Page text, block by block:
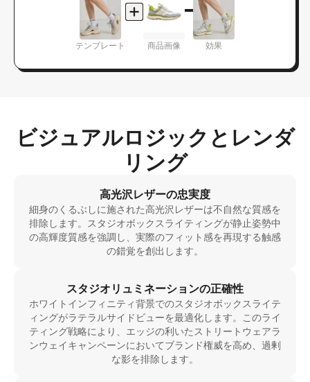
テンプレート 商品画像 効果
ビジュアルロジックとレンダ
リング
高光沢レザーの忠実度
細身のくるぶしに施された高光沢レザーは不自然な質感を
排除します。スタジオボックスライティングが静止姿勢中
の高輝度質感を強調し、実際のフィット感を再現する触感
の錯覚を創出します。
スタジオリュミネーションの正確性
ホワイトインフィニティ背景でのスタジオボックスライテ
ィングがラテラルサイドビューを最適化します。このライ
ティング戦略により、エッジの利いたストリートウェアラ
ンウェイキャンペーンにおいてブランド権威を高め、過剰
な影を排除します。